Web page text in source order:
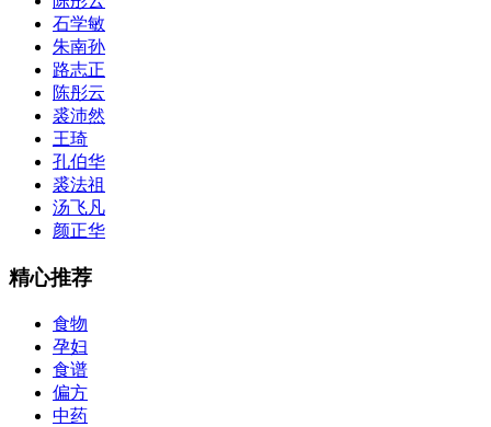
石学敏
朱南孙
路志正
陈彤云
裘沛然
王琦
孔伯华
裘法祖
汤飞凡
颜正华
精心推荐
食物
孕妇
食谱
偏方
中药